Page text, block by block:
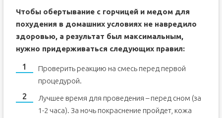
Чтобы обертывание с горчицей и медом для
похудения в домашних условиях не навредило
здоровью, а результат был максимальным,
нужно придерживаться следующих правил:
Проверить реакцию на смесь перед первой
процедурой.
Лучшее время для проведения – перед сном (за
1-2 часа). За ночь покраснение пройдет, кожа